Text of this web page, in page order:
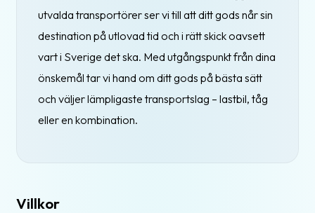
utvalda transportörer ser vi till att ditt gods når sin
destination på utlovad tid och i rätt skick oavsett
vart i Sverige det ska. Med utgångspunkt från dina
önskemål tar vi hand om ditt gods på bästa sätt
och väljer lämpligaste transportslag – lastbil, tåg
eller en kombination.
Villkor